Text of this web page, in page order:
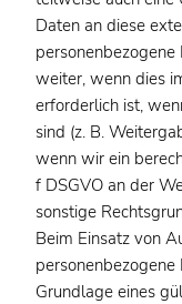
Daten an diese
weiter, wenn dies
erforderlich ist,
sind (z. B.
wenn wir ein
f DSGVO an der
sonstige
Beim Einsatz von
Grundlage eines